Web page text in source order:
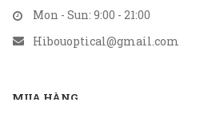
Mon - Sun: 9:00 - 21:00
Hibouoptical@gmail.com
MUA HÀNG